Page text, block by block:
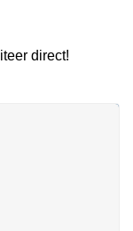
direct!